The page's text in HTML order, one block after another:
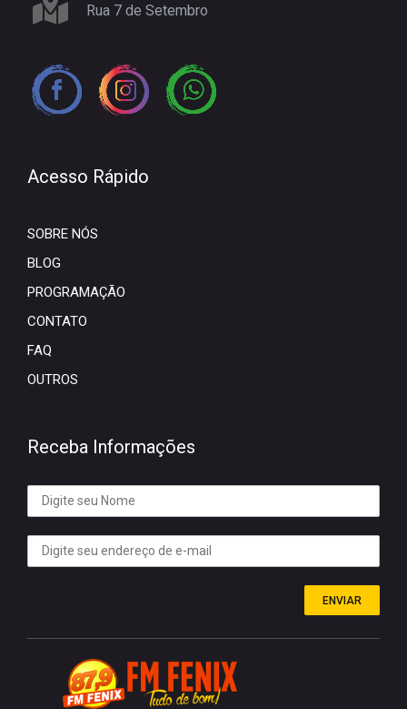
Rua 7 de Setembro
Acesso Rápido
SOBRE NÓS
BLOG
PROGRAMAÇÃO
CONTATO
FAQ
OUTROS
Receba Informações
ENVIAR